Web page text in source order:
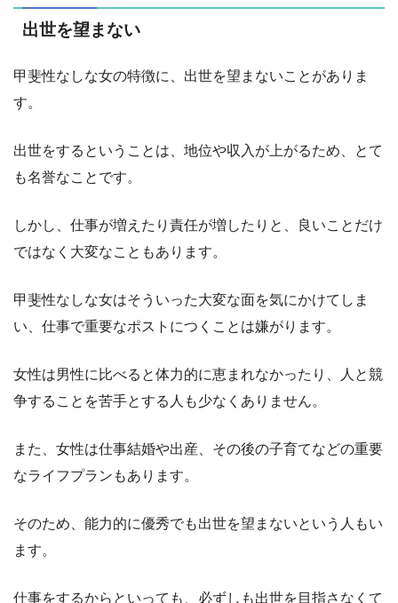
出世を望まない
甲斐性なしな女の特徴に、出世を望まないことがありま
す。
出世をするということは、地位や収入が上がるため、とて
も名誉なことです。
しかし、仕事が増えたり責任が増したりと、良いことだけ
ではなく大変なこともあります。
甲斐性なしな女はそういった大変な面を気にかけてしま
い、仕事で重要なポストにつくことは嫌がります。
女性は男性に比べると体力的に恵まれなかったり、人と競
争することを苦手とする人も少なくありません。
また、女性は仕事結婚や出産、その後の子育てなどの重要
なライフプランもあります。
そのため、能力的に優秀でも出世を望まないという人もい
ます。
仕事をするからといっても、必ずしも出世を目指さなくて